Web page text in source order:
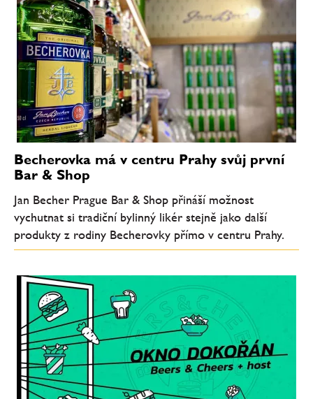
Becherovka má v centru Prahy svůj první
Bar & Shop
Jan Becher Prague Bar & Shop přináší možnost
vychutnat si tradiční bylinný likér stejně jako další
produkty z rodiny Becherovky přímo v centru Prahy.